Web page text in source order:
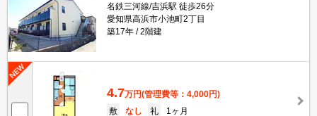
名鉄三河線/吉浜駅 徒歩26分
愛知県高浜市小池町2丁目
築17年
2階建
4.7万円(管理費等：4,000円)
敷
なし 礼
1ヶ月